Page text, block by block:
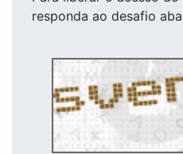
responda ao desafio